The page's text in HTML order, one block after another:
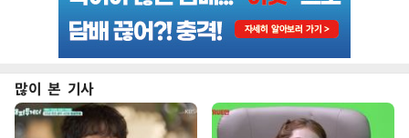
많이 본 기사